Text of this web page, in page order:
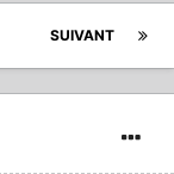
SUIVANT